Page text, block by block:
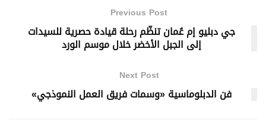
Previous Post
جي دبليو إم عُمان تنظّم رحلة قيادة حصرية للسيدات
إلى الجبل الأخضر خلال موسم الورد
Next Post
فن الدبلوماسية «وسمات فريق العمل النموذجي»